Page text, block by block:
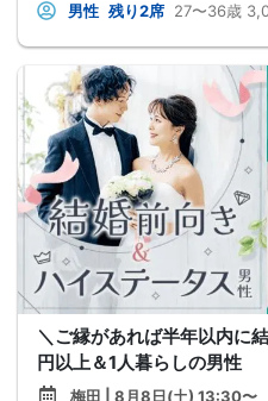
男性 残り2席 27〜36歳
＼ご縁があれば半年以内に
円以上＆1人暮らしの男性
梅田 | 8月8日(土) 13:30〜